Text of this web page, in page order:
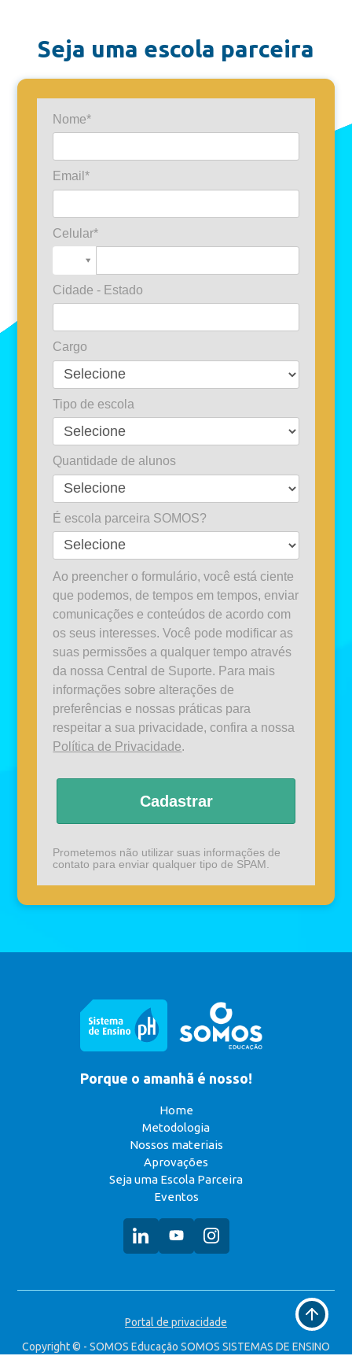
Seja uma escola parceira
Nome*
Email*
Celular*
Cidade - Estado
Cargo
Tipo de escola
Quantidade de alunos
É escola parceira SOMOS?
Ao preencher o formulário, você está ciente
que podemos, de tempos em tempos, enviar
comunicações e conteúdos de acordo com
os seus interesses. Você pode modificar as
suas permissões a qualquer tempo através
da nossa Central de Suporte. Para mais
informações sobre alterações de
preferências e nossas práticas para
respeitar a sua privacidade, confira a nossa
Política de Privacidade.
Cadastrar
Prometemos não utilizar suas informações de
contato para enviar qualquer tipo de SPAM.
Voltar
ao
topo
Porque o amanhã é nosso!
Home
Metodologia
Nossos materiais
Aprovações
Seja uma Escola Parceira
Eventos
Portal de privacidade
Copyright © - SOMOS Educação SOMOS SISTEMAS DE ENSINO